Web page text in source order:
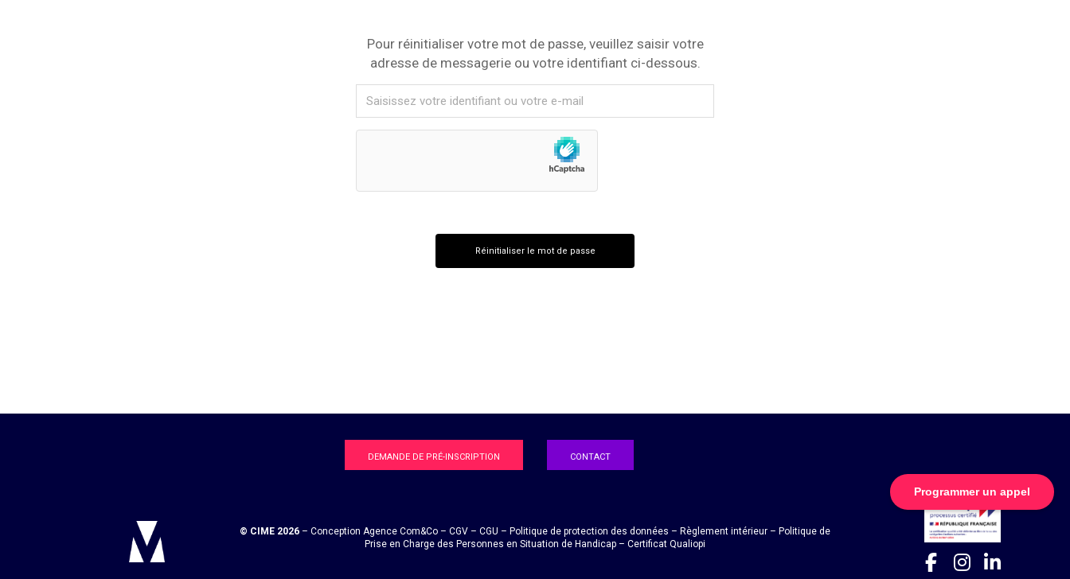
Programmer un appel
Pour réinitialiser votre mot de passe, veuillez saisir votre
adresse de messagerie ou votre identifiant ci-dessous.
DEMANDE DE PRÉ-INSCRIPTION CONTACT
© CIME 2026 – Conception Agence Com&Co – CGV – CGU – Politique de protection des données – Règlement intérieur – Politique de
Prise en Charge des Personnes en Situation de Handicap – Certificat Qualiopi